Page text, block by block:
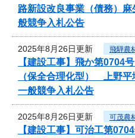
路新設改良事業（債務）
般競争入札公告
2025年8月26日更新 飛騨農
【建設工事】飛か第0704
（保全合理化型） 上野
一般競争入札公告
2025年8月26日更新 可茂農
【建設工事】可治工第